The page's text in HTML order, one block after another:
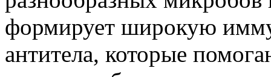
формирует широкую
антитела, которые